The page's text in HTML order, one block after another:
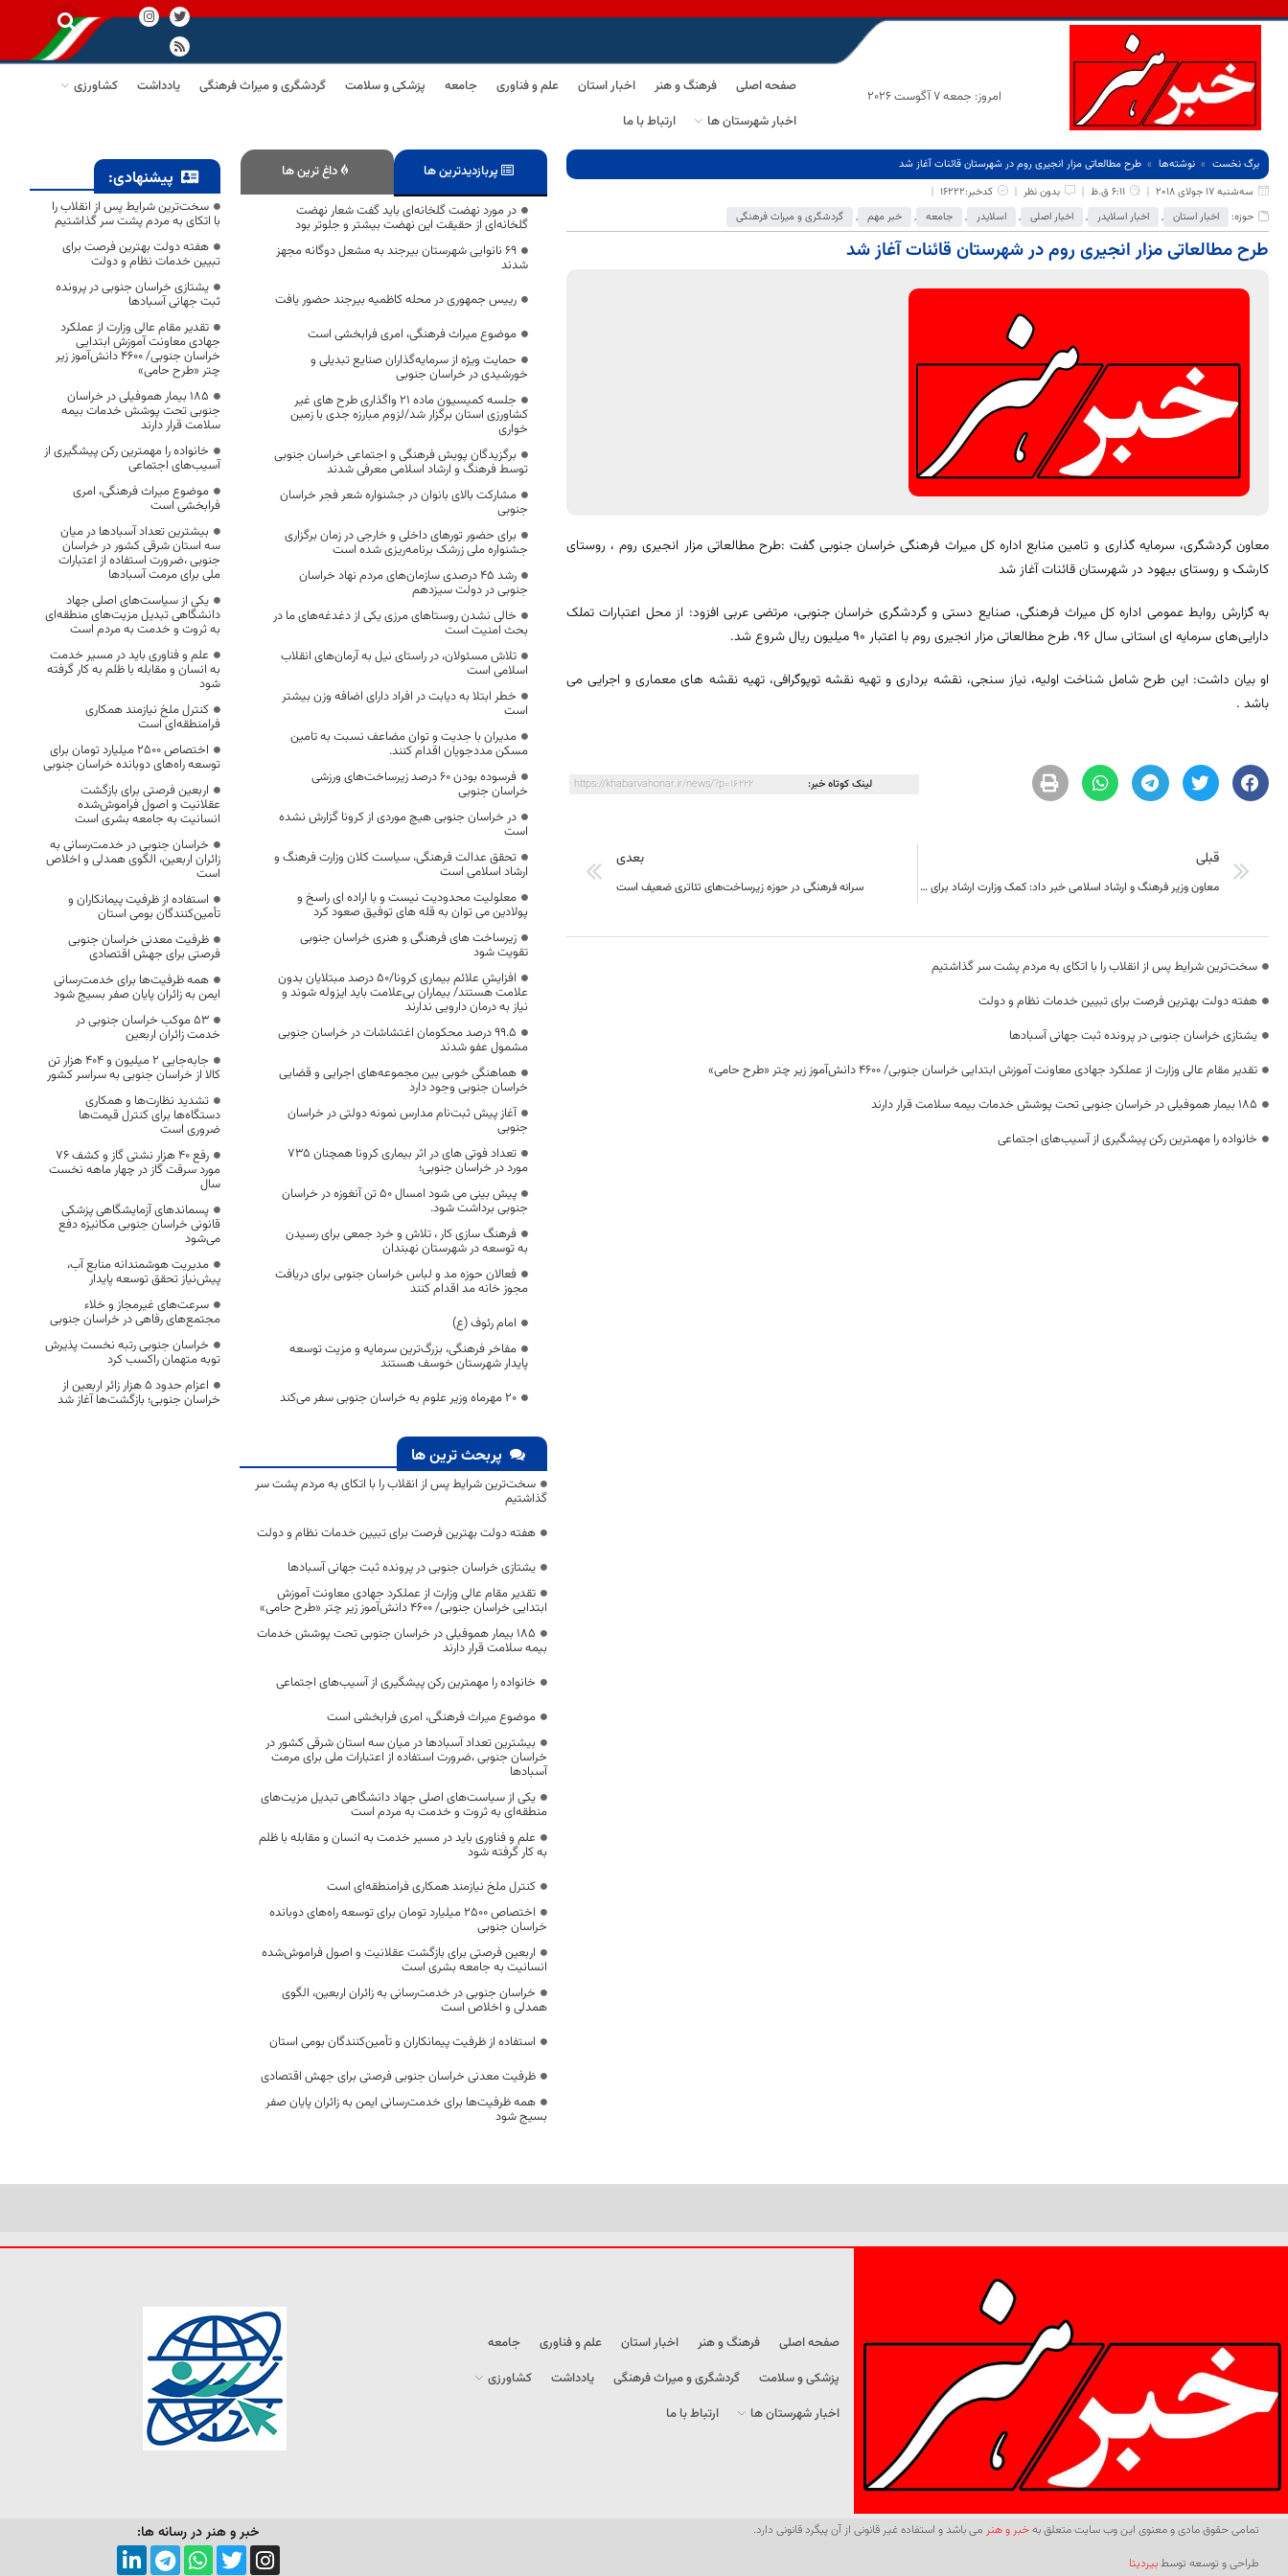
امروز: جمعه 7 آگوست 2026
صفحه اصلی فرهنگ و هنر اخبار استان علم و فناوری جامعه پزشکی و سلامت گردشگری و میراث فرهنگی یادداشت
کشاورزی
اخبار شهرستان ها
ارتباط با ما
برگ نخست نوشته‌ها
طرح مطالعاتی مزار انجیری روم در شهرستان قائنات آغاز شد
سه‌شنبه 17 جولای 2018
6:11 ق.ظ بدون نظر
کدخبر:16222
حوزه:
اخبار استان , اخبار اسلایدر , اخبار اصلی , اسلایدر , جامعه , خبر مهم , گردشگری و میراث فرهنگی
طرح مطالعاتی مزار انجیری روم در شهرستان قائنات آغاز شد
معاون گردشگری، سرمایه گذاری و تامین منابع اداره کل میراث فرهنگی خراسان جنوبی گفت :طرح مطالعاتی مزار انجیری روم ، روستای
کارشک و روستای بیهود در شهرستان قائنات آغاز شد
به گزارش روابط عمومی اداره کل میراث فرهنگی، صنایع دستی و گردشگری خراسان جنوبی، مرتضی عربی افزود: از محل اعتبارات تملک
دارایی‌های سرمایه ای استانی سال 96،‌ طرح مطالعاتی مزار انجیری روم با اعتبار 90 میلیون ریال شروع شد.
او بیان داشت: این طرح شامل شناخت اولیه، نیاز سنجی، نقشه برداری و تهیه نقشه توپوگرافی، تهیه نقشه های معماری و اجرایی می
باشد .
لینک کوتاه خبر: https://khabarvahonar.ir/news/?p=16222
قبلی
معاون وزیر فرهنگ و ارشاد اسلامی خبر داد: کمک وزارت ارشاد برای تجهیز سالن علامه فرزان بیرجند
بعدی
سرانه فرهنگی در حوزه زیرساخت‌های تئاتری ضعیف است
سخت‌ترین شرایط پس از انقلاب را با اتکای به مردم پشت سر گذاشتیم
هفته دولت بهترین فرصت برای تبیین خدمات نظام و دولت
یشتازی خراسان جنوبی در پرونده ثبت جهانی آسبادها
تقدیر مقام عالی وزارت از عملکرد جهادی معاونت آموزش ابتدایی خراسان جنوبی/ ۴۶۰۰ دانش‌آموز زیر چتر «طرح حامی»
۱۸۵ بیمار هموفیلی در خراسان جنوبی تحت پوشش خدمات بیمه سلامت قرار دارند
خانواده را مهمترین رکن پیشگیری از آسیب‌های اجتماعی
پربازدیدترین ها داغ ترین ها
در مورد نهضت گلخانه‌ای باید گفت شعار نهضت
گلخانه‌ای از حقیقت این نهضت بیشتر و جلوتر بود
۶۹ نانوایی شهرستان بیرجند به مشعل دوگانه مجهز
شدند
رییس جمهوری در محله کاظمیه بیرجند حضور یافت
موضوع میراث فرهنگی، امری فرابخشی است
حمایت ویژه از سرمایه‌گذاران صنایع تبدیلی و
خورشیدی در خراسان جنوبی
جلسه کمیسیون ماده ۲۱ واگذاری طرح های غیر
کشاورزی استان برگزار شد/لزوم مبارزه جدی با زمین‌
خواری
برگزیدگان پویش فرهنگی و اجتماعی خراسان جنوبی
توسط فرهنگ و ارشاد اسلامی معرفی شدند
مشارکت بالای بانوان در جشنواره شعر فجر خراسان
جنوبی
برای حضور تورهای داخلی و خارجی در زمان برگزاری
جشنواره ملی زرشک برنامه‌ریزی شده است
رشد ۴۵ درصدی سازمان‌های مردم نهاد خراسان
جنوبی در دولت سیزدهم
خالی نشدن روستاهای مرزی یکی از دغدغه‌های ما در
بحث امنیت است
تلاش مسئولان، در راستای نیل به آرمان‌های انقلاب
اسلامی است
خطر ابتلا به دیابت در افراد دارای اضافه وزن بیشتر
است
مدیران با جدیت و توان مضاعف نسبت به تامین
مسکن مددجويان اقدام کنند.
فرسوده بودن ۶۰ درصد زیرساخت‌های ورزشی
خراسان جنوبی
در خراسان جنوبی هیچ موردی از کرونا گزارش نشده
است
تحقق عدالت فرهنگی، سیاست کلان وزارت فرهنگ و
ارشاد اسلامی است
معلولیت محدودیت نیست و با اراده ای راسخ و
پولادین می توان به قله های توفیق صعود کرد
زیرساخت های فرهنگی و هنری خراسان جنوبی
تقویت شود
افزایشِ علائم بیماری کرونا/۵۰ درصد مبتلایان بدون
علامت هستند/ بیماران بی‌علامت باید ایزوله شوند و
نیاز به درمان دارویی ندارند
۹۹.۵ درصد محکومان اغتشاشات در خراسان جنوبی
مشمول عفو شدند
هماهنگی خوبی بین مجموعه‌های اجرایی و قضایی
خراسان جنوبی وجود دارد
آغاز پیش ثبت‌نام مدارس نمونه دولتی در خراسان
جنوبی
تعداد فوتی های در اثر بیماری کرونا همچنان 735
مورد در خراسان جنوبی؛
پیش بینی می شود امسال 50 تن آنغوزه در خراسان
جنوبی برداشت شود.
فرهنگ سازی کار ، تلاش و خرد جمعی برای رسیدن
به توسعه در شهرستان نهبندان
فعالان حوزه مد و لباس خراسان جنوبی برای دریافت
مجوز خانه مد اقدام کنند
امام رئوف (ع)
مفاخر فرهنگی، بزرگ‌ترین سرمایه و مزیت توسعه
پایدار شهرستان خوسف هستند
20 مهرماه وزیر علوم به خراسان جنوبی سفر می‌کند
پربحث ترین ها
سخت‌ترین شرایط پس از انقلاب را با اتکای به مردم پشت سر
گذاشتیم
هفته دولت بهترین فرصت برای تبیین خدمات نظام و دولت
یشتازی خراسان جنوبی در پرونده ثبت جهانی آسبادها
تقدیر مقام عالی وزارت از عملکرد جهادی معاونت آموزش
ابتدایی خراسان جنوبی/ ۴۶۰۰ دانش‌آموز زیر چتر «طرح حامی»
۱۸۵ بیمار هموفیلی در خراسان جنوبی تحت پوشش خدمات
بیمه سلامت قرار دارند
خانواده را مهمترین رکن پیشگیری از آسیب‌های اجتماعی
موضوع میراث فرهنگی، امری فرابخشی است
بیشترین تعداد آسبادها در میان سه استان شرقی کشور در
خراسان جنوبی ،ضرورت استفاده از اعتبارات ملی برای مرمت
آسبادها
یکی از سیاست‌های اصلی جهاد دانشگاهی تبدیل مزیت‌های
منطقه‌ای به ثروت و خدمت به مردم است
علم و فناوری باید در مسیر خدمت به انسان و مقابله با ظلم
به کار گرفته شود
کنترل ملخ نیازمند همکاری فرامنطقه‌ای است
اختصاص 2500 میلیارد تومان برای توسعه راه‌های دوبانده
خراسان جنوبی
اربعین فرصتی برای بازگشت عقلانیت و اصول فراموش‌شده
انسانیت به جامعه بشری است
خراسان جنوبی در خدمت‌رسانی به زائران اربعین، الگوی
همدلی و اخلاص است
استفاده از ظرفیت پیمانکاران و تأمین‌کنندگان بومی استان
ظرفیت معدنی خراسان جنوبی فرصتی برای جهش اقتصادی
همه ظرفیت‌ها برای خدمت‌رسانی ایمن به زائران پایان صفر
بسیج شود
پیشنهادی:
سخت‌ترین شرایط پس از انقلاب را
با اتکای به مردم پشت سر گذاشتیم
هفته دولت بهترین فرصت برای
تبیین خدمات نظام و دولت
یشتازی خراسان جنوبی در پرونده
ثبت جهانی آسبادها
تقدیر مقام عالی وزارت از عملکرد
جهادی معاونت آموزش ابتدایی
خراسان جنوبی/ ۴۶۰۰ دانش‌آموز زیر
چتر «طرح حامی»
۱۸۵ بیمار هموفیلی در خراسان
جنوبی تحت پوشش خدمات بیمه
سلامت قرار دارند
خانواده را مهمترین رکن پیشگیری از
آسیب‌های اجتماعی
موضوع میراث فرهنگی، امری
فرابخشی است
بیشترین تعداد آسبادها در میان
سه استان شرقی کشور در خراسان
جنوبی ،ضرورت استفاده از اعتبارات
ملی برای مرمت آسبادها
یکی از سیاست‌های اصلی جهاد
دانشگاهی تبدیل مزیت‌های منطقه‌ای
به ثروت و خدمت به مردم است
علم و فناوری باید در مسیر خدمت
به انسان و مقابله با ظلم به کار گرفته
شود
کنترل ملخ نیازمند همکاری
فرامنطقه‌ای است
اختصاص 2500 میلیارد تومان برای
توسعه راه‌های دوبانده خراسان جنوبی
اربعین فرصتی برای بازگشت
عقلانیت و اصول فراموش‌شده
انسانیت به جامعه بشری است
خراسان جنوبی در خدمت‌رسانی به
زائران اربعین، الگوی همدلی و اخلاص
است
استفاده از ظرفیت پیمانکاران و
تأمین‌کنندگان بومی استان
ظرفیت معدنی خراسان جنوبی
فرصتی برای جهش اقتصادی
همه ظرفیت‌ها برای خدمت‌رسانی
ایمن به زائران پایان صفر بسیج شود
53 موکب خراسان جنوبی در
خدمت زائران اربعین
جابه‌جایی 2 میلیون و 404 هزار تن
کالا از خراسان جنوبی به سراسر کشور
تشدید نظارت‌ها و همکاری
دستگاه‌ها برای کنترل قیمت‌ها
ضروری است
رفع 40 هزار نشتی گاز و کشف 76
مورد سرقت گاز در چهار ماهه نخست
سال
پسماندهای آزمایشگاهی پزشکی
قانونی خراسان جنوبی مکانیزه دفع
می‌شود
مدیریت هوشمندانه منابع آب،
پیش‌نیاز تحقق توسعه پایدار
سرعت‌های غیرمجاز و خلاء
مجتمع‌های رفاهی در خراسان جنوبی
خراسان جنوبی رتبه نخست پذیرش
توبه متهمان راکسب کرد
اعزام حدود 5 هزار زائر اربعین از
خراسان جنوبی؛ بازگشت‌ها آغاز شد
صفحه اصلی فرهنگ و هنر اخبار استان علم و فناوری
جامعه
پزشکی و سلامت
گردشگری و میراث فرهنگی یادداشت
کشاورزی
اخبار شهرستان ها
ارتباط با ما
تمامی حقوق مادی و معنوی این وب سایت متعلق بهخبر و هنر می باشد و استفاده غیر قانونی از آن پیگرد قانونی دارد.
طراحی و توسعه توسطبیردیتا
خبر و هنر در رسانه ها: